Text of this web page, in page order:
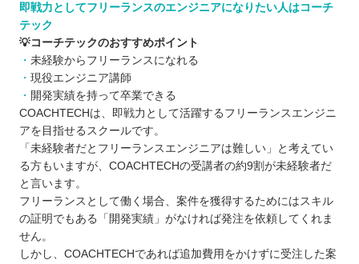
即戦力としてフリーランスのエンジニアになりたい人はコーチ
テック
💡コーチテックのおすすめポイント
未経験からフリーランスになれる
現役エンジニア講師
開発実績を持って卒業できる
COACHTECHは、即戦力として活躍するフリーランスエンジニ
アを目指せるスクールです。
「未経験者だとフリーランスエンジニアは難しい」と考えてい
る方もいますが、COACHTECHの受講者の約9割が未経験者だ
と言います。
フリーランスとして働く場合、案件を獲得するためにはスキル
の証明でもある「開発実績」がなければ発注を依頼してくれま
せん。
しかし、COACHTECHであれば追加費用をかけずに受注した案